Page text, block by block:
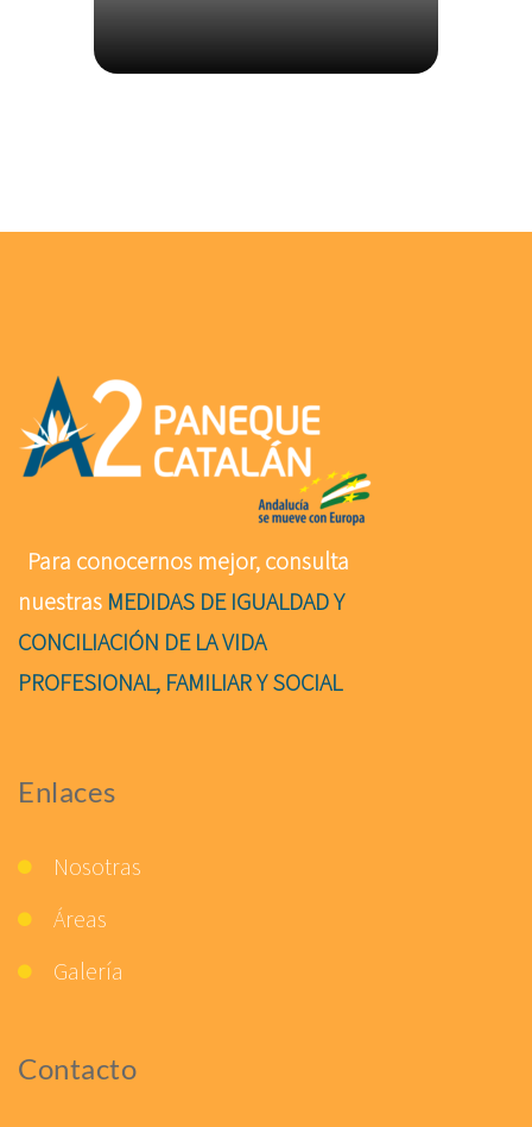
Para conocernos mejor, consulta
nuestras MEDIDAS DE IGUALDAD Y
CONCILIACIÓN DE LA VIDA
PROFESIONAL, FAMILIAR Y SOCIAL
Enlaces
Nosotras
Áreas
Galería
Contacto